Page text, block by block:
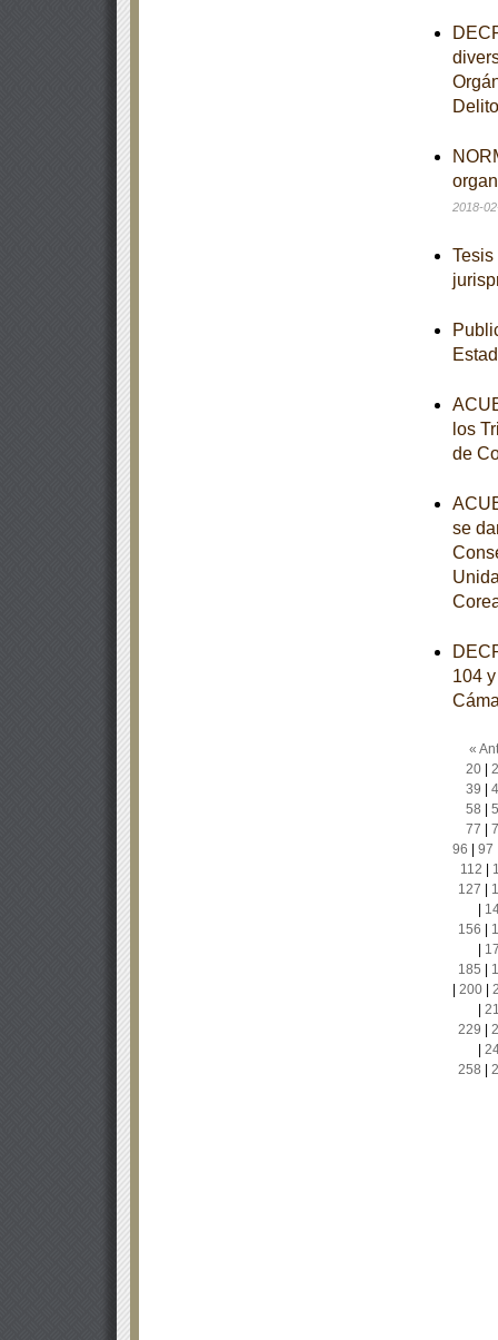
2018-
los
de
se
104
«
20|
39
58
77
96
97
112
127
156
185
200|
229
258